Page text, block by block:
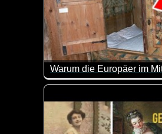
Okay, ich werde mich